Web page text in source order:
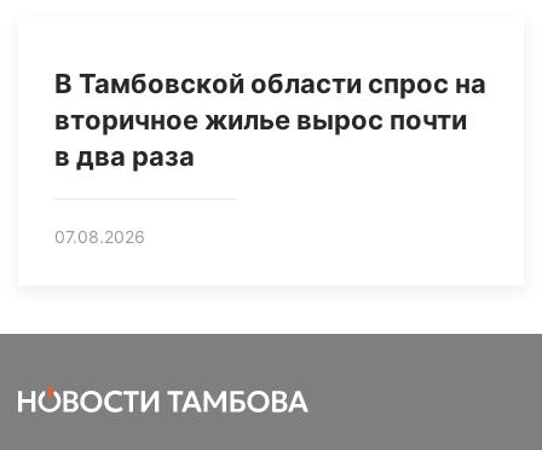
В Тамбовской области спрос на
вторичное жилье вырос почти
в два раза
07.08.2026